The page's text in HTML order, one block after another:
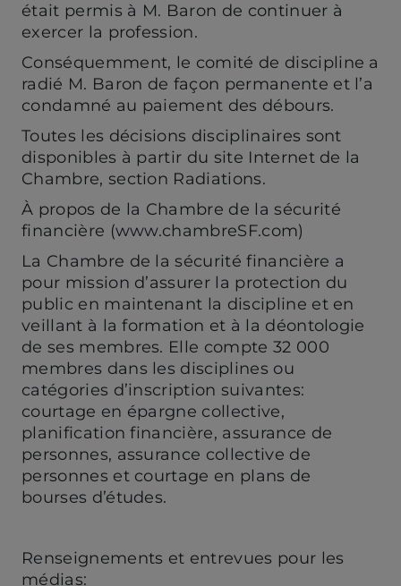
était permis à M. Baron de continuer à
exercer la profession.
Conséquemment, le comité de discipline a
radié M. Baron de façon permanente et l’a
condamné au paiement des débours.
Toutes les décisions disciplinaires sont
disponibles à partir du site Internet de la
Chambre, section Radiations.
À propos de la Chambre de la sécurité
financière (www.chambreSF.com)
La Chambre de la sécurité financière a
pour mission d’assurer la protection du
public en maintenant la discipline et en
veillant à la formation et à la déontologie
de ses membres. Elle compte 32 000
membres dans les disciplines ou
catégories d’inscription suivantes:
courtage en épargne collective,
planification financière, assurance de
personnes, assurance collective de
personnes et courtage en plans de
bourses d’études.
Renseignements et entrevues pour les
médias: